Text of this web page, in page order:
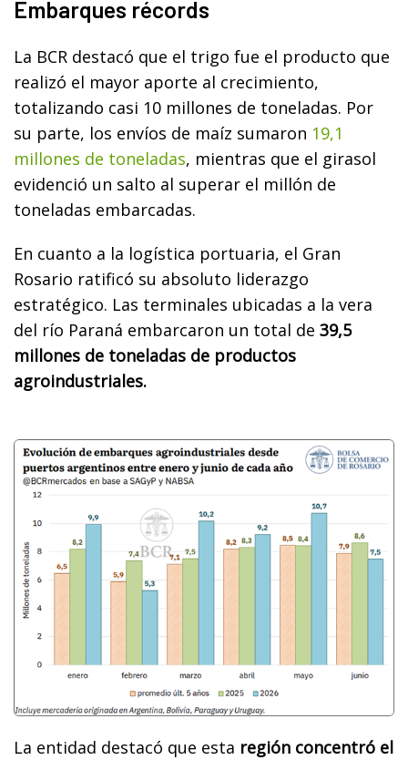
Embarques récords
La BCR destacó que el trigo fue el producto que
realizó el mayor aporte al crecimiento,
totalizando casi 10 millones de toneladas. Por
su parte, los envíos de maíz sumaron 19,1
millones de toneladas, mientras que el girasol
evidenció un salto al superar el millón de
toneladas embarcadas.
En cuanto a la logística portuaria, el Gran
Rosario ratificó su absoluto liderazgo
estratégico. Las terminales ubicadas a la vera
del río Paraná embarcaron un total de 39,5
millones de toneladas de productos
agroindustriales.
La entidad destacó que esta región concentró el